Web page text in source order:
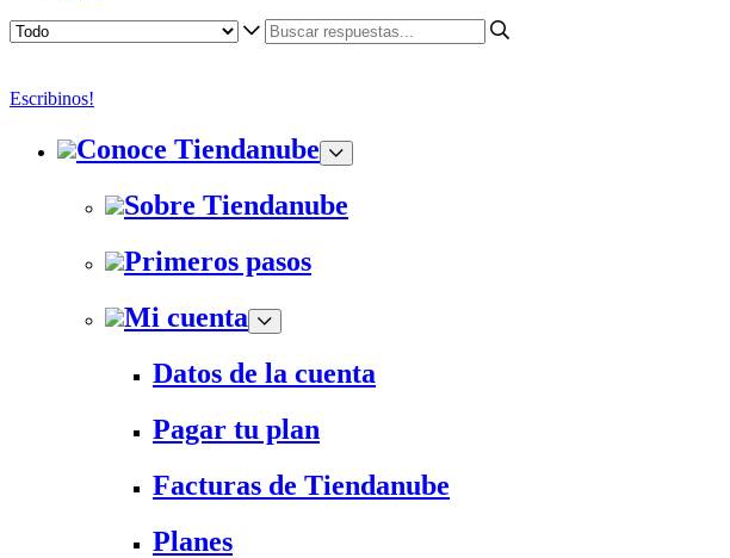
Escribinos!
Conoce Tiendanube
Sobre Tiendanube
Primeros pasos
Mi cuenta
Datos de la cuenta
Pagar tu plan
Facturas de Tiendanube
Planes